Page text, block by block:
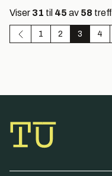
Viser 31 til 45 av 58 treff
1 2 3 4